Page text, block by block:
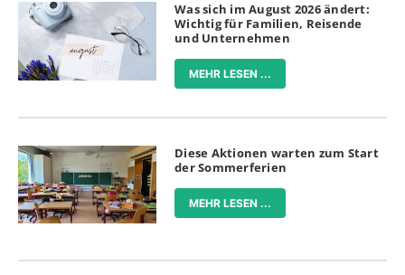
Was sich im August 2026 ändert:
Wichtig für Familien, Reisende
und Unternehmen
MEHR LESEN ...
Diese Aktionen warten zum Start
der Sommerferien
MEHR LESEN ...